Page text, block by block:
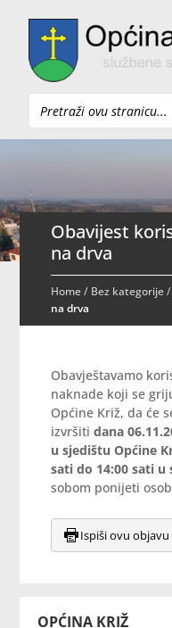
Pretraži
OPĆINA KRIŽ
Obavijest
na drva
Home/ Bez kategorije
na drva
Obavještavamo
naknade koji se
Općine Križ, da će
izvršitidana
u sjedištu Općine
sati do 14:00 sati u
sobom ponijeti
Ispiši ovu objavu